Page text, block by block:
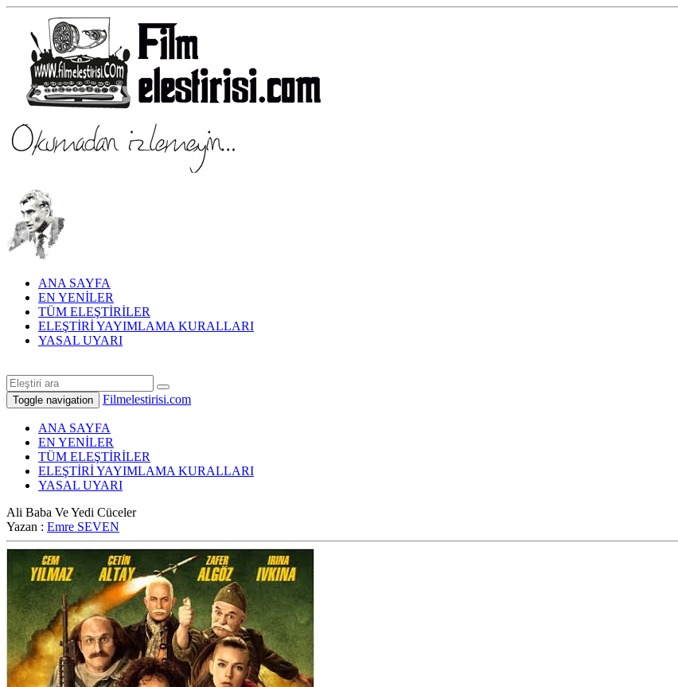
ANA SAYFA
EN YENİLER
TÜM ELEŞTİRİLER
ELEŞTİRİ YAYIMLAMA KURALLARI
YASAL UYARI
Toggle navigation Filmelestirisi.com
ANA SAYFA
EN YENİLER
TÜM ELEŞTİRİLER
ELEŞTİRİ YAYIMLAMA KURALLARI
YASAL UYARI
Ali Baba Ve Yedi Cüceler
Yazan : Emre SEVEN